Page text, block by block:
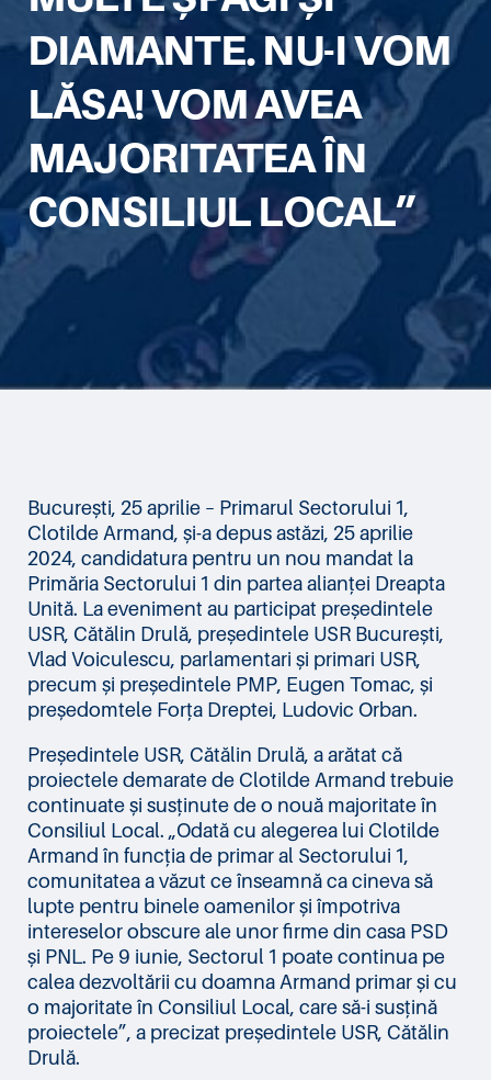
DIAMANTE. NU-I VOM
LĂSA! VOM AVEA
MAJORITATEA ÎN
CONSILIUL LOCAL”
București, 25 aprilie – Primarul Sectorului 1,
Clotilde Armand, și-a depus astăzi, 25 aprilie
2024, candidatura pentru un nou mandat la
Primăria Sectorului 1 din partea alianței Dreapta
Unită. La eveniment au participat președintele
USR, Cătălin Drulă, președintele USR București,
Vlad Voiculescu, parlamentari și primari USR,
precum și președintele PMP, Eugen Tomac, și
președomtele Forța Dreptei, Ludovic Orban.
Președintele USR, Cătălin Drulă, a arătat că
proiectele demarate de Clotilde Armand trebuie
continuate și susținute de o nouă majoritate în
Consiliul Local. „Odată cu alegerea lui Clotilde
Armand în funcția de primar al Sectorului 1,
comunitatea a văzut ce înseamnă ca cineva să
lupte pentru binele oamenilor și împotriva
intereselor obscure ale unor firme din casa PSD
și PNL. Pe 9 iunie, Sectorul 1 poate continua pe
calea dezvoltării cu doamna Armand primar și cu
o majoritate în Consiliul Local, care să-i susțină
proiectele”, a precizat președintele USR, Cătălin
Drulă.